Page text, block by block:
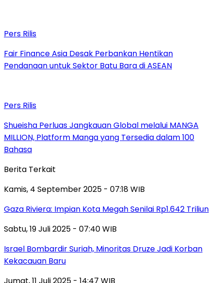
Pers Rilis
Fair Finance Asia Desak Perbankan Hentikan
Pendanaan untuk Sektor Batu Bara di ASEAN
Pers Rilis
Shueisha Perluas Jangkauan Global melalui MANGA
MILLION, Platform Manga yang Tersedia dalam 100
Bahasa
Berita Terkait
Kamis, 4 September 2025 - 07:18 WIB
Gaza Riviera: Impian Kota Megah Senilai Rp1.642 Triliun
Sabtu, 19 Juli 2025 - 07:40 WIB
Israel Bombardir Suriah, Minoritas Druze Jadi Korban
Kekacauan Baru
Jumat, 11 Juli 2025 - 14:47 WIB